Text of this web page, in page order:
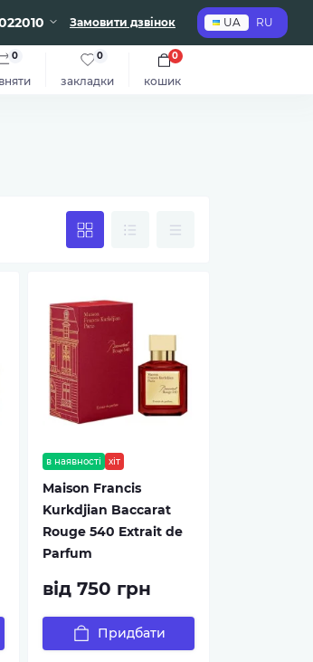
Замовити дзвінок UA RU
0
закладки
0
кошик
0
в наявності хіт
Maison Francis
Kurkdjian Baccarat
Rouge 540 Extrait de
Parfum
від 750 грн
Придбати